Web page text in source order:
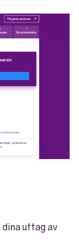
uttag av